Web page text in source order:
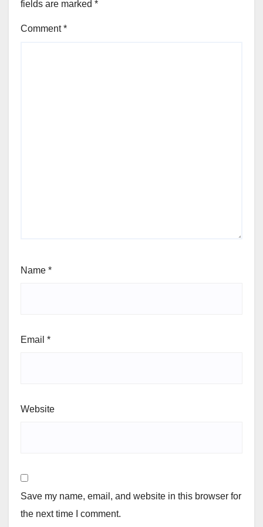
fields are marked *
Comment*
Name *
Email *
Website
Save my name, email, and website in this browser for
the next time I comment.